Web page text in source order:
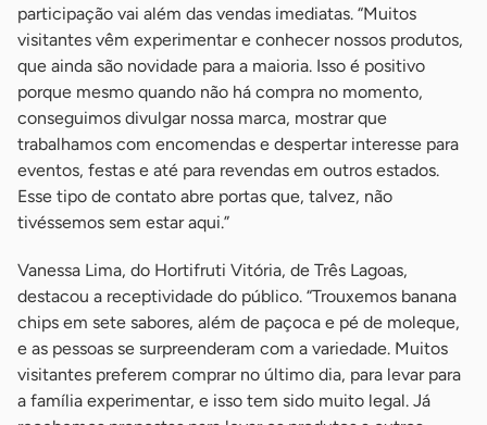
participação vai além das vendas imediatas. “Muitos
visitantes vêm experimentar e conhecer nossos produtos,
que ainda são novidade para a maioria. Isso é positivo
porque mesmo quando não há compra no momento,
conseguimos divulgar nossa marca, mostrar que
trabalhamos com encomendas e despertar interesse para
eventos, festas e até para revendas em outros estados.
Esse tipo de contato abre portas que, talvez, não
tivéssemos sem estar aqui.”
Vanessa Lima, do Hortifruti Vitória, de Três Lagoas,
destacou a receptividade do público. “Trouxemos banana
chips em sete sabores, além de paçoca e pé de moleque,
e as pessoas se surpreenderam com a variedade. Muitos
visitantes preferem comprar no último dia, para levar para
a família experimentar, e isso tem sido muito legal. Já